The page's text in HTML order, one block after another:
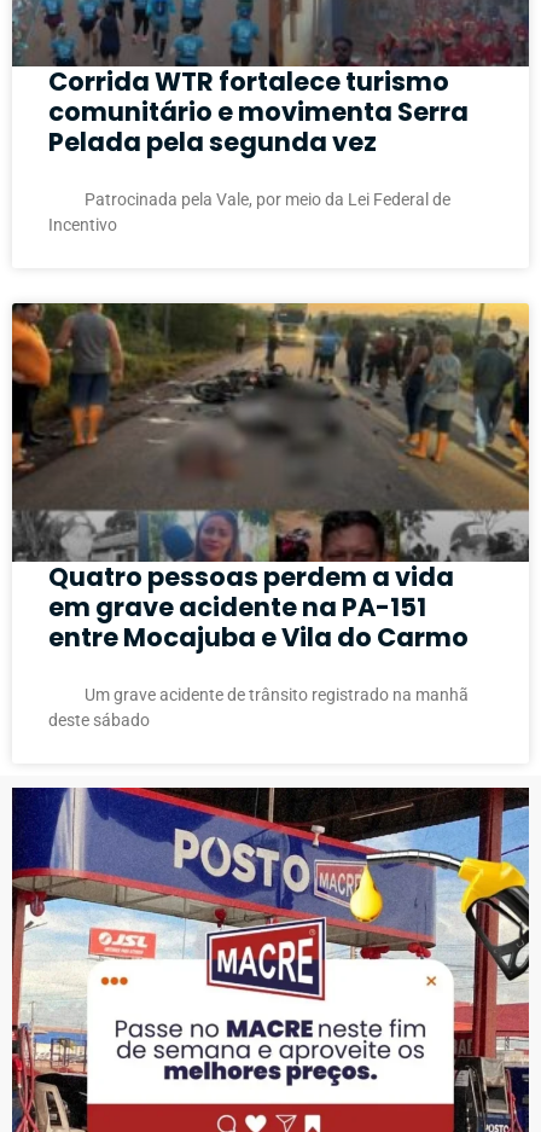
Corrida WTR fortalece turismo
comunitário e movimenta Serra
Pelada pela segunda vez
Patrocinada pela Vale, por meio da Lei Federal de
Incentivo
Quatro pessoas perdem a vida
em grave acidente na PA-151
entre Mocajuba e Vila do Carmo
Um grave acidente de trânsito registrado na manhã
deste sábado
PUBLICIDADE